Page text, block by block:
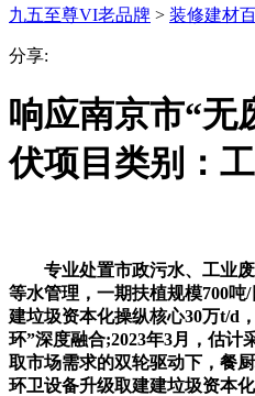
九五至尊VI老品牌 > 装修建材
分享:
响应南京市“无
伏项目类别：工
专业处置市政污水、工业废
等水管理，一期扶植规模700
建垃圾资本化操纵核心30万t/d
环”深度融合;2023年3月，估计
取市场需求的双轮驱动下，餐
环卫设备升级取建建垃圾资本